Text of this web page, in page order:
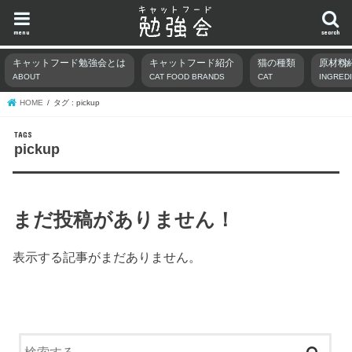
search
menu
キャットフード勉強会とは
ABOUT
キャットフード紹介
CAT FOOD BRANDS
猫の種類
CAT
原材料
HOME タグ : pickup
pickup
まだ投稿がありません！
表示する記事がまだありません。